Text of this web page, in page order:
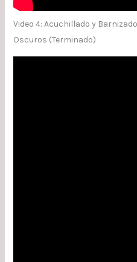
Video 4: Acuchillado y
Oscuros (Terminado)